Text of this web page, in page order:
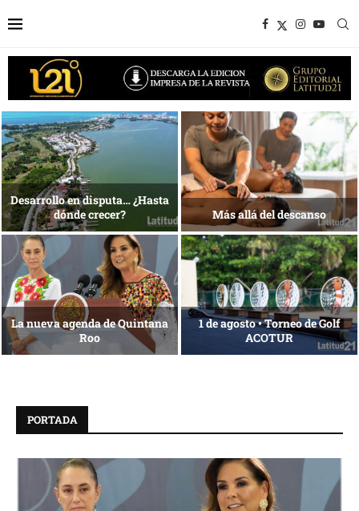
1 al 28 de agosto •
Fundación Isleña
Energía que Impulsa la
competitividad
Reconocimiento de viajeros La esencia del servicio
PORTADA